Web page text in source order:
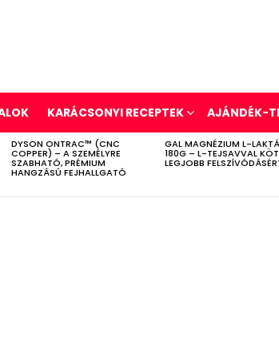
KARÁCSONYI RECEPTEK AJÁNDÉK-
DYSON ONTRAC™ (CNC
COPPER) – A SZEMÉLYRE
SZABHATÓ, PRÉMIUM
HANGZÁSÚ FEJHALLGATÓ
GAL MAGNÉZIUM L-
180G – L-TEJSAVVAL
LEGJOBB